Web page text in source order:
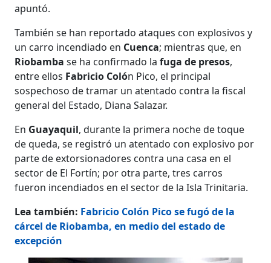
apuntó.
También se han reportado ataques con explosivos y
un carro incendiado en Cuenca; mientras que, en
Riobamba se ha confirmado lafuga de presos,
entre ellos Fabricio Colón Pico, el principal
sospechoso de tramar un atentado contra la fiscal
general del Estado, Diana Salazar.
En Guayaquil, durante la primera noche de toque
de queda, se registró un atentado con explosivo por
parte de extorsionadores contra una casa en el
sector de El Fortín; por otra parte, tres carros
fueron incendiados en el sector de la Isla Trinitaria.
Lea también: Fabricio Colón Pico se fugó de la
cárcel de Riobamba, en medio del estado de
excepción